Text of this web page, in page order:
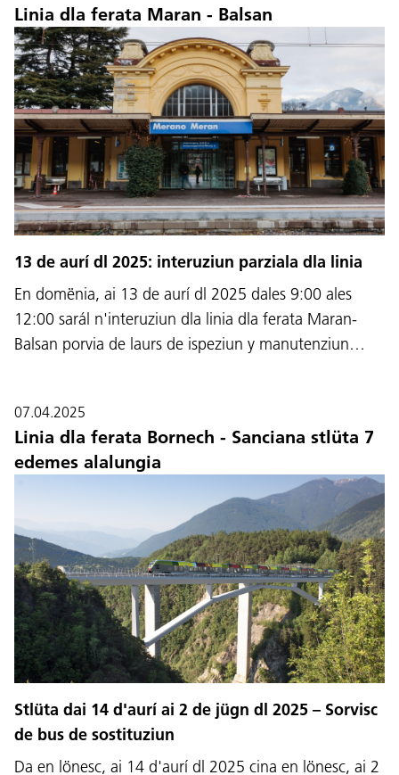
Linia dla ferata Maran - Balsan
13 de aurí dl 2025: interuziun parziala dla linia
En domënia, ai 13 de aurí dl 2025 dales 9:00 ales
12:00 sarál n'interuziun dla linia dla ferata Maran-
Balsan porvia de laurs de ispeziun y manutenziun…
07.04.2025
Linia dla ferata Bornech - Sanciana stlüta 7
edemes alalungia
Stlüta dai 14 d'aurí ai 2 de jügn dl 2025 – Sorvisc
de bus de sostituziun
Da en lönesc, ai 14 d'aurí dl 2025 cina en lönesc, ai 2